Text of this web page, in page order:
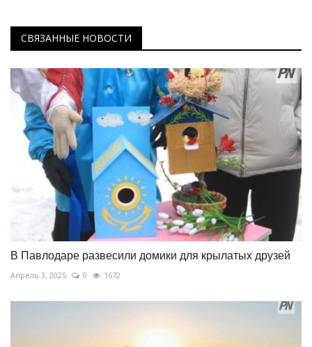
СВЯЗАННЫЕ НОВОСТИ
В Павлодаре развесили домики для крылатых друзей
Апрель 3, 2025 0 1672